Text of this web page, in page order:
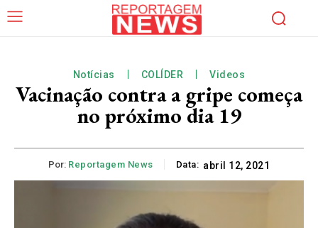
Notícias COLÍDER Videos
Vacinação contra a gripe começa
no próximo dia 19
Por: Reportagem News Data: abril 12, 2021